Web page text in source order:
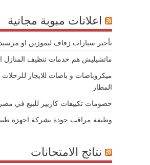
اعلانات مبوبة مجانية
تأجير سيارات زفاف ليموزين او
ماتشيليش هم خدمات تنظيف المنازل
ميكروباصات و باصات للايجار
المطار
خصومات تكييفات كاريير للبيع في مصر
وظيفة مراقب جودة بشركة اجهزة
نتائج الامتحانات